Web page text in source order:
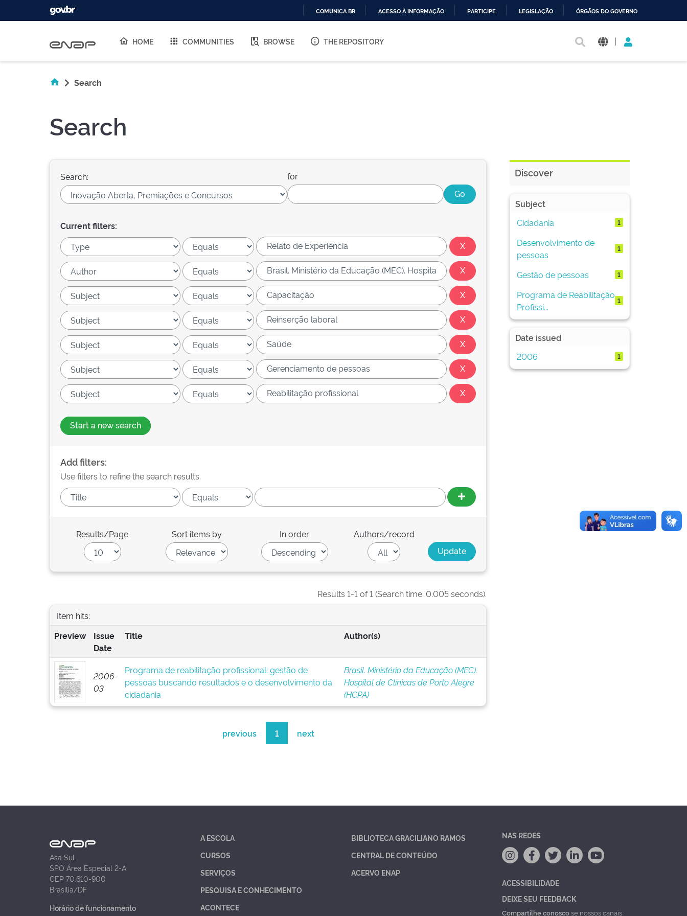
O
COMUNICA BR ACESSO À INFORMAÇÃO PARTICIPE LEGISLAÇÃO ÓRGÃOS DO GOVERNO
HOME COMMUNITIES BROWSE THE REPOSITORY |
Search
Search
Search: for
Current filters:
Start a new search
Add filters:
Use filters to refine the search results.
Results/Page Sort items by In order Authors/record
Results 1-1 of 1 (Search time: 0.005 seconds).
Item hits:
Preview
Issue
Date
Title Author(s)
2006-
03
Programa de reabilitação profissional: gestão de
pessoas buscando resultados e o desenvolvimento da
cidadania
Brasil. Ministério da Educação (MEC).
Hospital de Clínicas de Porto Alegre
(HCPA)
previous 1 next
Discover
Subject
Cidadania
1
Desenvolvimento de
pessoas
1
Gestão de pessoas 1
Programa de Reabilitação
Profissi...
1
Date issued
2006
1
Asa Sul
SPO Área Especial 2-A
CEP 70.610-900
Brasília/DF
Horário de funcionamento
A ESCOLA
CURSOS
SERVIÇOS
PESQUISA E CONHECIMENTO
ACONTECE
BIBLIOTECA GRACILIANO RAMOS
CENTRAL DE CONTEÚDO
ACERVO ENAP
NAS REDES
ACESSIBILIDADE
DEIXE SEU FEEDBACK
Compartilhe conoscose nossos canais